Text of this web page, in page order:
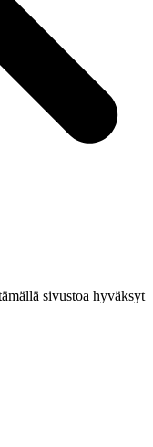
sivustoa hyväksyt